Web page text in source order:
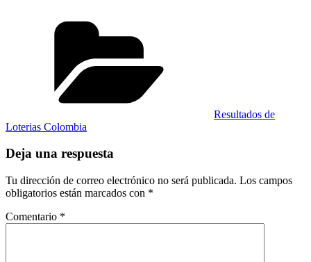
Resultados de
Loterias Colombia
Deja una respuesta
Tu dirección de correo electrónico no será publicada. Los campos
obligatorios están marcados con *
Comentario *